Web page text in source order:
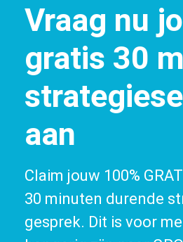
Vraag nu
gratis 30
aan
Claim jouw 100%
30 minuten durende
gesprek. Dit is voor